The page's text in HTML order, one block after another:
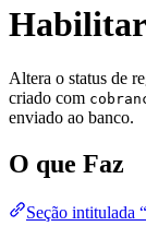
Habilitar
Altera o status de
criado com
enviado ao banco.
O que Faz
Seção intitulada